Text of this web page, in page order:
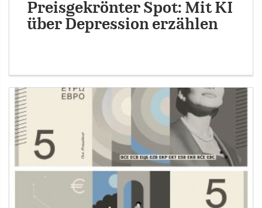
Preisgekrönter Spot: Mit KI
über Depression erzählen